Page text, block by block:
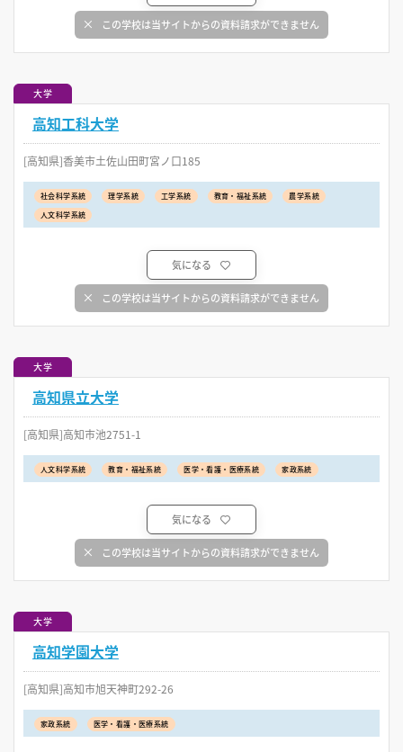
この学校は当サイトからの資料請求ができません
大学
高知工科大学
[高知県]香美市土佐山田町宮ノ口185
社会科学系統 理学系統 工学系統 教育・福祉系統
農学系統
人文科学系統
気になる
この学校は当サイトからの資料請求ができません
大学
高知県立大学
[高知県]高知市池2751-1
人文科学系統 教育・福祉系統 医学・看護・医療系統 家政系統
気になる
この学校は当サイトからの資料請求ができません
大学
高知学園大学
[高知県]高知市旭天神町292-26
家政系統 医学・看護・医療系統